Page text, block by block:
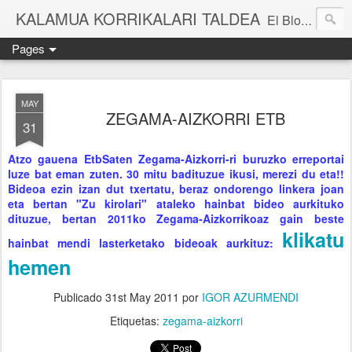
KALAMUA KORRIKALARI TALDEA El Blog de una cuadrilla de "frikis" que quedan para correr por el monte. Si quieres experimentar nuevas sensaciones acompañad@ de buena gente o simplemente probar eso de correr por el monte solo tienes que apuntarte a una de nuestras kedadas. Eibarko Korrikalari Friki talde bat gara.Menditik korrika egitea zer den probatu nahi baduzu gure "kedadetako" batera etorri. Blog honetan gure abentura eta bizipenak kontatzen ditugu, baina dena ez sinestu...
Pages
MAY
31 ZEGAMA-AIZKORRI ETB
Atzo gauena EtbSaten Zegama-Aizkorri-ri buruzko erreportai
luze bat eman zuten. 30 mitu badituzue ikusi, merezi du eta!!
Bideoa ezin izan dut txertatu, beraz ondorengo linkera joan
eta bertan "Zu kirolari" ataleko hainbat bideo aurkituko
dituzue, bertan 2011ko Zegama-Aizkorrikoaz gain beste
hainbat mendi lasterketako bideoak aurkituz: klikatu
hemen
Publicado 31st May 2011 por IGOR AZURMENDI
Etiquetas: zegama-aizkorri